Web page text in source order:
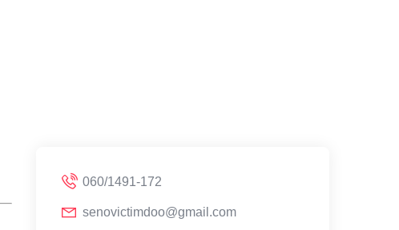
060/1491-172
senovictimdoo@gmail.com